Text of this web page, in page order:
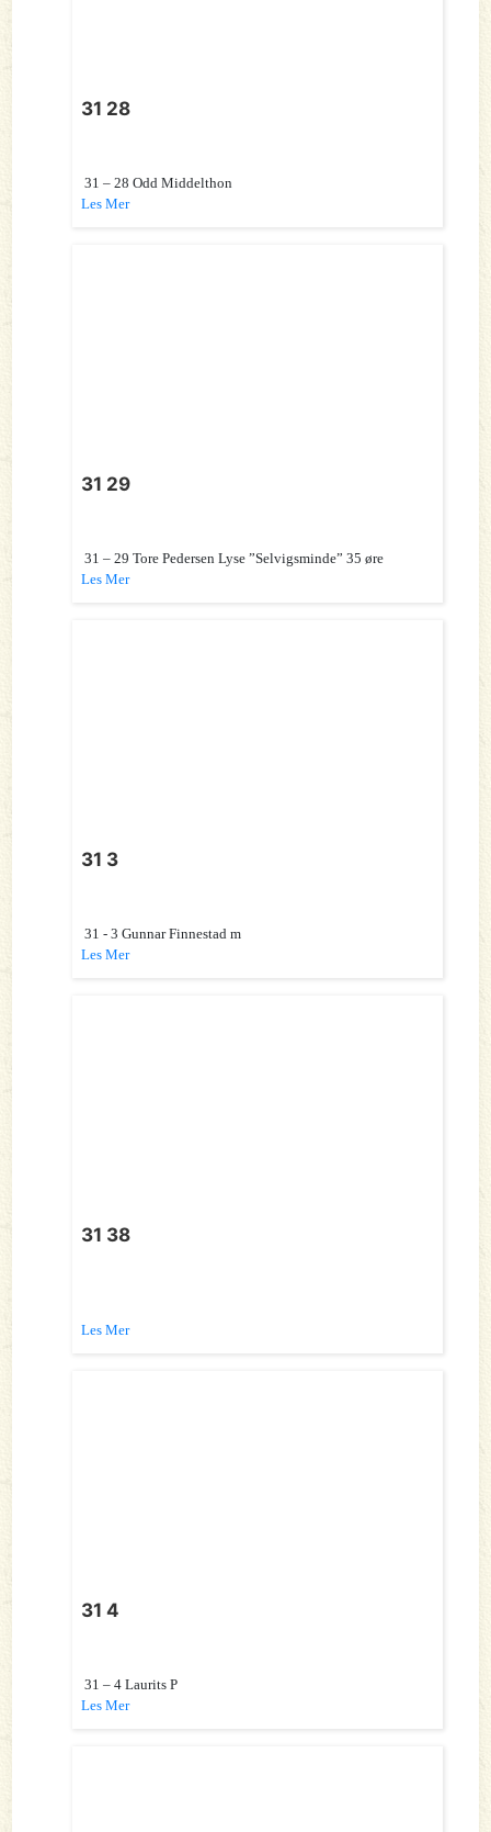
31 28
31 – 28 Odd Middelthon
Les Mer
31 29
31 – 29 Tore Pedersen Lyse ”Selvigsminde” 35 øre
Les Mer
31 3
31 - 3 Gunnar Finnestad m
Les Mer
31 38
Les Mer
31 4
31 – 4 Laurits P
Les Mer